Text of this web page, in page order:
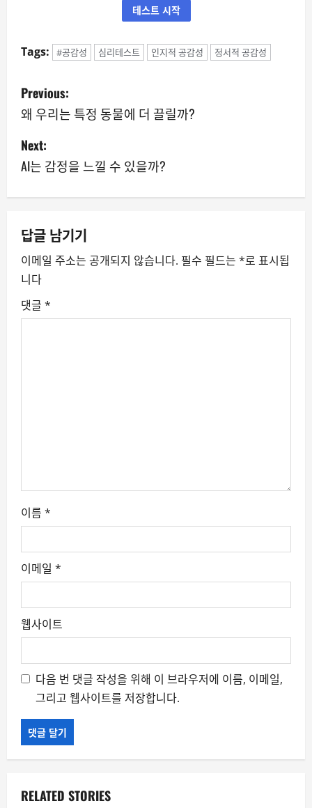
테스트 시작
Tags: #공감성 심리테스트 인지적 공감성 정서적 공감성
P
o
s
t
n
a
v
i
g
Previous:
왜 우리는 특정 동물에 더 끌릴까?
Next:
AI는 감정을 느낄 수 있을까?
답글 남기기
이메일 주소는 공개되지 않습니다. 필수 필드는 *로 표시됩
니다
댓글 *
이름 *
이메일 *
웹사이트
다음 번 댓글 작성을 위해 이 브라우저에 이름, 이메일,
그리고 웹사이트를 저장합니다.
RELATED STORIES